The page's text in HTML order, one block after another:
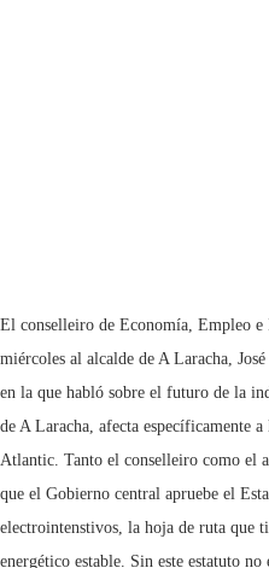
El conselleiro de Economía, Empleo
miércoles al alcalde de A Laracha,
en la que habló sobre el futuro de la
de A Laracha, afecta específicamente
Atlantic. Tanto el conselleiro como el
que el Gobierno central apruebe el
electrointenstivos, la hoja de ruta que
energético estable. Sin este estatuto